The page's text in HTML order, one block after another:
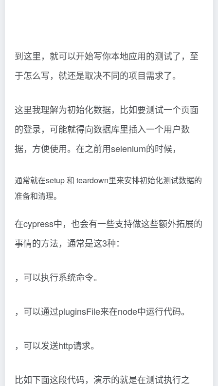
到这里，就可以开始写你本地应用的测试了，至
于怎么写，就还是取决不同的项目需求了。
这里我理解为初始化数据，比如要测试一个页面
的登录，可能就得向数据库里插入一个用户数
据，方便使用。在之前用selenium的时候，
通常就在setup 和 teardown里来安排初始化测试数据的
准备和清理。
在cypress中，也会有一些支持做这些额外拓展的
事情的方法，通常是这3种：
，可以执行系统命令。
，可以通过pluginsFile来在node中运行代码。
，可以发送http请求。
比如下面这段代码，演示的就是在测试执行之